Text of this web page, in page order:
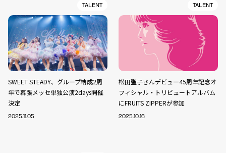
TALENT
SWEET STEADY、グループ結成2周
年で幕張メッセ単独公演2days開催
決定
2025.11.05
TALENT
松田聖子さんデビュー45周年記念オ
フィシャル・トリビュートアルバム
にFRUITS ZIPPERが参加
2025.10.16